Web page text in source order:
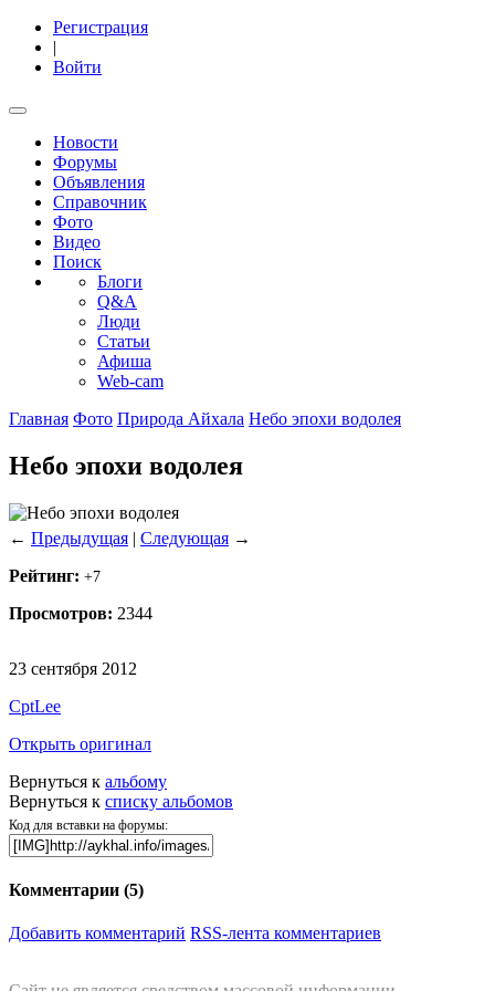
Регистрация
|
Войти
Новости
Форумы
Объявления
Справочник
Фото
Видео
Поиск
Блоги
Q&A
Люди
Статьи
Афиша
Web-cam
Главная Фото Природа Айхала Небо эпохи водолея
Небо эпохи водолея
← Предыдущая | Следующая →
Рейтинг: +7
Просмотров: 2344
23 сентября 2012
CptLee
Открыть оригинал
Вернуться к альбому
Вернуться к списку альбомов
Код для вставки на форумы:
Комментарии (5)
Добавить комментарий RSS-лента комментариев